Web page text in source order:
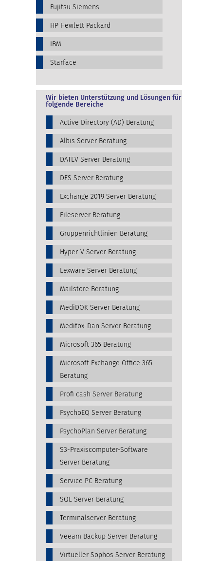
Fujitsu Siemens
HP Hewlett Packard
IBM
Starface
Wir bieten Unterstützung und Lösungen für
folgende Bereiche
Active Directory (AD) Beratung
Albis Server Beratung
DATEV Server Beratung
DFS Server Beratung
Exchange 2019 Server Beratung
Fileserver Beratung
Gruppenrichtlinien Beratung
Hyper-V Server Beratung
Lexware Server Beratung
Mailstore Beratung
MediDOK Server Beratung
Medifox-Dan Server Beratung
Microsoft 365 Beratung
Microsoft Exchange Office 365
Beratung
Profi cash Server Beratung
PsychoEQ Server Beratung
PsychoPlan Server Beratung
S3-Praxiscomputer-Software
Server Beratung
Service PC Beratung
SQL Server Beratung
Terminalserver Beratung
Veeam Backup Server Beratung
Virtueller Sophos Server Beratung